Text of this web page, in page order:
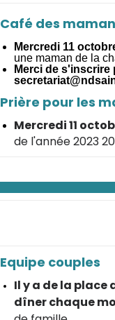
Café des
Mercredi 11
une maman de la
Merci de s'inscrire
Prière pour les
Mercredi 11
de l'année 2023
Equipe couples
Il y a de la place
dîner chaque